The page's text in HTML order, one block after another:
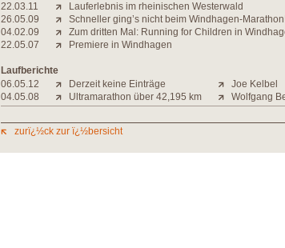
22.03.11
Lauferlebnis im rheinischen Westerwald
26.05.09
Schneller ging’s nicht beim Windhagen-
04.02.09
Zum dritten Mal: Running for Children in
22.05.07
Premiere in Windhagen
Laufberichte
06.05.12
Derzeit keine Einträge
Joe Kelbel
04.05.08
Ultramarathon über 42,195 km Wolfgang
zurï¿½ck zur ï¿½bersicht